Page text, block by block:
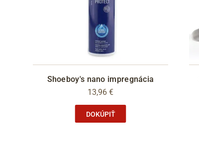
Shoeboy's nano impregnácia
13,96 €
DOKÚPIŤ